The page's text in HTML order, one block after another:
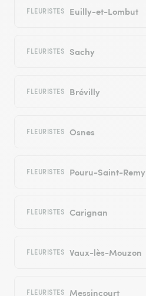
FLEURISTES Euilly-et-Lombut
FLEURISTES Sachy
FLEURISTES Brévilly
FLEURISTES Osnes
FLEURISTES Pouru-Saint-Remy
FLEURISTES Carignan
FLEURISTES Vaux-lès-Mouzon
FLEURISTES Messincourt